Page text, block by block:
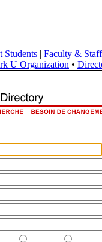
Students | Faculty & Staff
U Organization •